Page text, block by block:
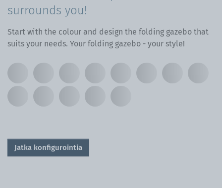
surrounds you!
Start with the colour and design the folding gazebo that
suits your needs. Your folding gazebo - your style!
Jatka konfigurointia